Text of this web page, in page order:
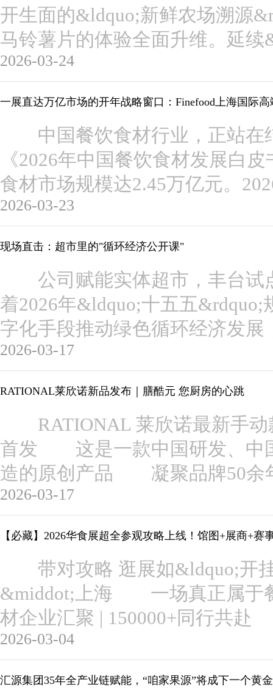
开生面的&ldquo;新鲜农场溯源
马铃薯片的体验全面升维。延
2026-03-24
一展直达万亿市场的开年战略窗口：Finefood上海国际
中国餐饮食材行业，正站在
《2026年中国餐饮食材发展白
食材市场规模达2.45万亿元。
2026-03-23
现场直击：超市里的"循环经济公开课"
公司赋能实体超市，丰台
着2026年&ldquo;十五五
字化手段推动绿色循环经济发
2026-03-17
RATIONAL莱欣诺新品发布｜膳酷元 您厨房的心跳
RATIONAL 莱欣诺最新手
首发 这是一款中国研发、中
造的原创产品 凝聚品牌50余
2026-03-17
【必藏】2026华食展超全参观攻略上线！馆图+展商+
带对攻略 逛展如&ldquo;开
&middot;上海 一场真正属于
材企业汇聚 | 150000+同行共
2026-03-04
汇源集团35年全产业链赋能，“咱家果源”将成下一个黄